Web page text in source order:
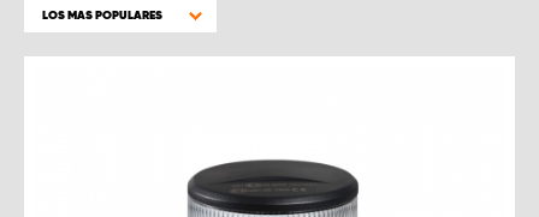
LOS MAS POPULARES